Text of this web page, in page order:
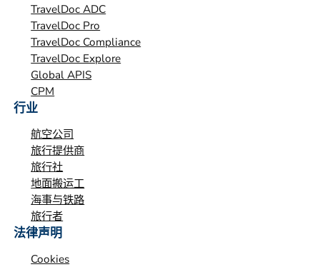
TravelDoc ADC
TravelDoc Pro
TravelDoc Compliance
TravelDoc Explore
Global APIS
CPM
行业
航空公司
旅行提供商
旅行社
地面搬运工
海事与铁路
旅行者
法律声明
Cookies